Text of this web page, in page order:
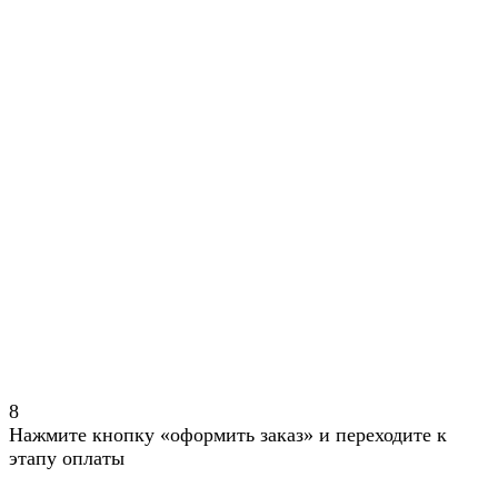
8
Нажмите кнопку «оформить заказ» и переходите к
этапу оплаты